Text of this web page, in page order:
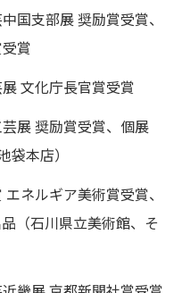
国支部展 奨励賞受賞、
賞
文化庁長官賞受賞
展 奨励賞受賞、個展
袋本店）
ネルギア美術賞受賞、
（石川県立美術館、そ